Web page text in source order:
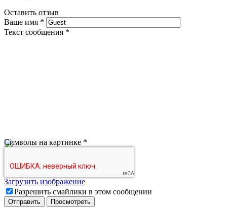
Оставить отзыв
Ваше имя *
Текст сообщения *
Символы на картинке *
Загрузить изображение
Разрешить смайлики в этом сообщении